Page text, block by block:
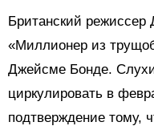
Британский
«Миллионер из
Джейсме Бонде.
циркулировать в
подтверждение тому,